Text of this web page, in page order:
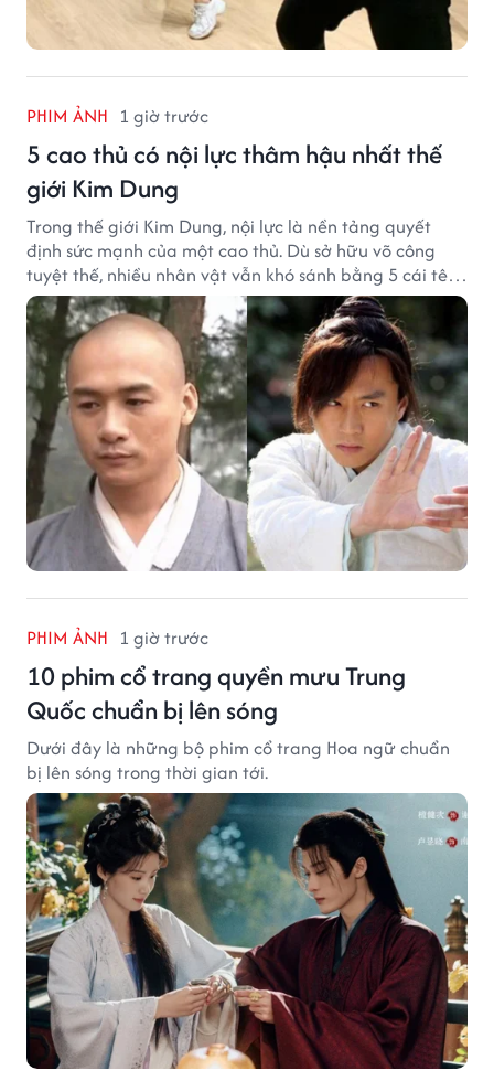
PHIM ẢNH 1 giờ trước
5 cao thủ có nội lực thâm hậu nhất thế
giới Kim Dung
Trong thế giới Kim Dung, nội lực là nền tảng quyết
định sức mạnh của một cao thủ. Dù sở hữu võ công
tuyệt thế, nhiều nhân vật vẫn khó sánh bằng 5 cái tên
dưới đây về độ thâm hậu của chân khí.
PHIM ẢNH 1 giờ trước
10 phim cổ trang quyền mưu Trung
Quốc chuẩn bị lên sóng
Dưới đây là những bộ phim cổ trang Hoa ngữ chuẩn
bị lên sóng trong thời gian tới.